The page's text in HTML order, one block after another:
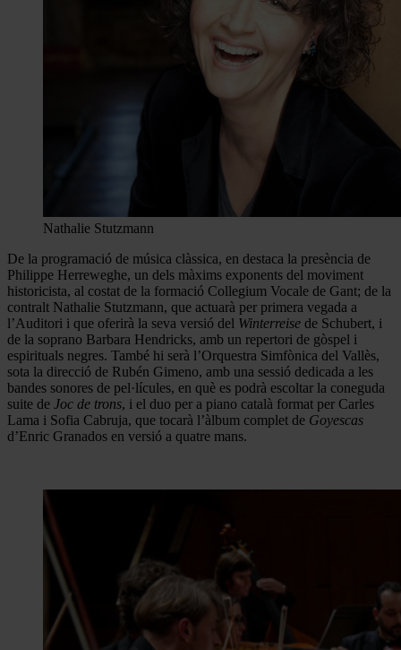
Nathalie Stutzmann
De la programació de música clàssica, en destaca la presència de
Philippe Herreweghe, un dels màxims exponents del moviment
historicista, al costat de la formació Collegium Vocale de Gant; de la
contralt Nathalie Stutzmann, que actuarà per primera vegada a
l’Auditori i que oferirà la seva versió del Winterreise de Schubert, i
de la soprano Barbara Hendricks, amb un repertori de gòspel i
espirituals negres. També hi serà l’Orquestra Simfònica del Vallès,
sota la direcció de Rubén Gimeno, amb una sessió dedicada a les
bandes sonores de pel·lícules, en què es podrà escoltar la coneguda
suite de Joc de trons, i el duo per a piano català format per Carles
Lama i Sofia Cabruja, que tocarà l’àlbum complet de Goyescas
d’Enric Granados en versió a quatre mans.